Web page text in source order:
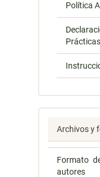
Política
Prácticas
Archivos y
Formato
autores